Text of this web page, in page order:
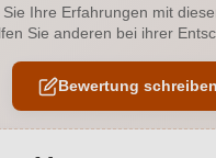
Sie Ihre Erfahrungen mit
Sie anderen bei ihrer
Bewertung schreiben